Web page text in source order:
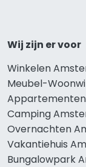
Wij zijn er voor
Winkelen
Meubel-
Camping
Overnachten
Vakantiehuis
Bungalowpark